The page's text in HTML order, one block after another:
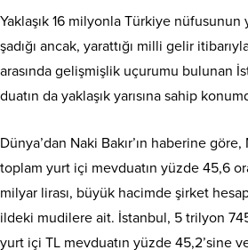
Yaklaşık 16 milyonla Türkiye
şadığı ancak, yarattığı milli gelir
arasında gelişmişlik uçurumu bulunan
duatın da yaklaşık yarısına sa­hip
Dünya’dan Naki Bakır’ın haberine
toplam yurt içi mevduatın yüzde 45,6
mil­yar lirası, büyük hacimde şirket
ildeki mudilere ait. İstanbul, 5 trilyon
yurt içi TL mevduatın yüz­de 45,2’sine